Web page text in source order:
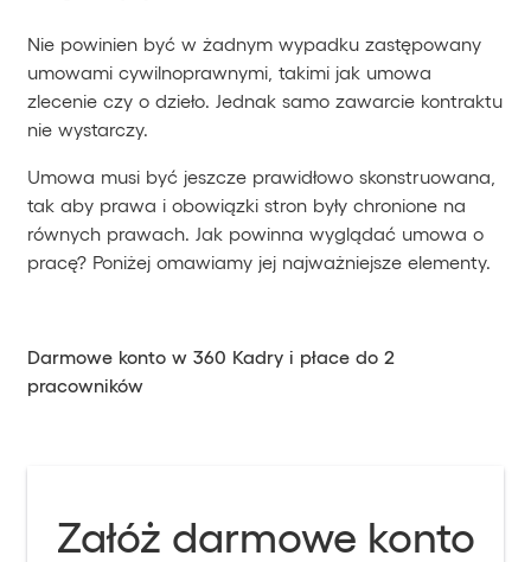
Nie powinien być w żadnym wypadku zastępowany
umowami cywilnoprawnymi, takimi jak umowa
zlecenie czy o dzieło. Jednak samo zawarcie kontraktu
nie wystarczy.
Umowa musi być jeszcze prawidłowo skonstruowana,
tak aby prawa i obowiązki stron były chronione na
równych prawach. Jak powinna wyglądać umowa o
pracę? Poniżej omawiamy jej najważniejsze elementy.
Darmowe konto w 360 Kadry i płace do 2
pracowników
Załóż darmowe konto